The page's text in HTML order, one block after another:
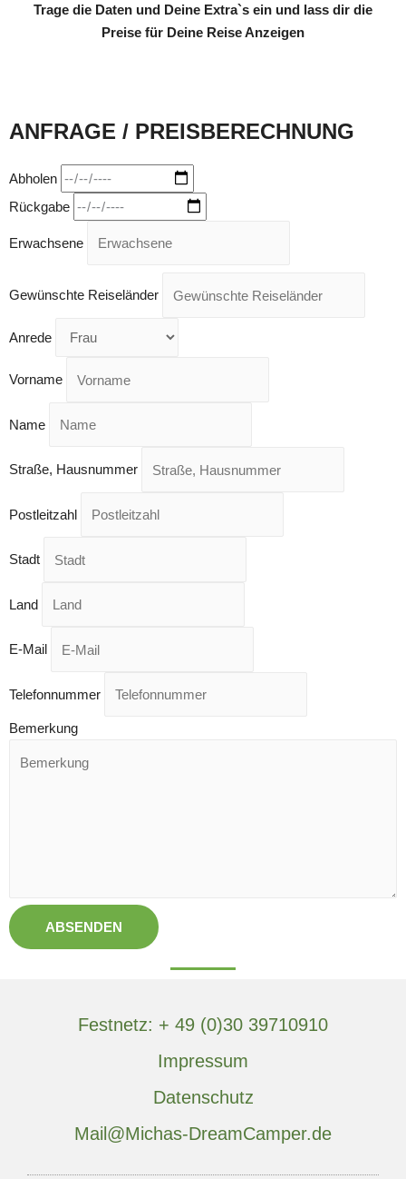
Trage die Daten und Deine Extra`s ein und lass dir die
Preise für Deine Reise Anzeigen
ANFRAGE / PREISBERECHNUNG
Abholen
Rückgabe
Erwachsene
Gewünschte Reiseländer
Anrede
Vorname
Name
Straße, Hausnummer
Postleitzahl
Stadt
Land
E-Mail
Telefonnummer
Bemerkung
ABSENDEN
Festnetz: + 49 (0)30 39710910
Impressum
Datenschutz
Mail@Michas-DreamCamper.de